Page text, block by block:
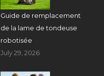
Guide de remplacement
de la lame de tondeuse
robotisée
July 29, 2026